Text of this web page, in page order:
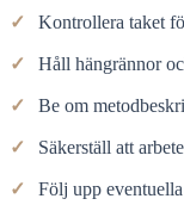
✓ Kontrollera taket
✓ Håll hängrännor
✓ Be om
✓ Säkerställ att
✓ Följ upp